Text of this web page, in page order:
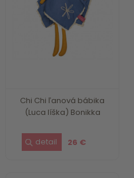
Chi Chi ľanová bábika
(Luca líška) Bonikka
26 €